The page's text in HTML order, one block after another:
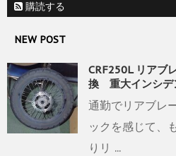
購読する
NEW POST
CRF250L リアブ
換 重大インシデ
通勤でリアブレ
ックを感じて、
りリ ...